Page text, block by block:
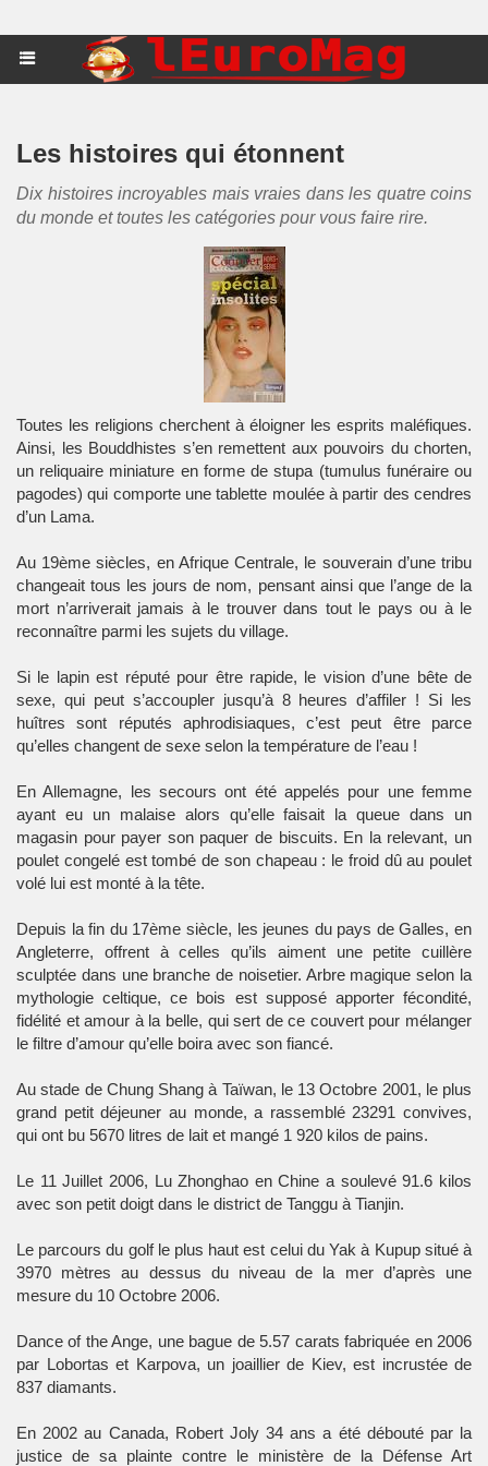
Les histoires qui étonnent
Dix histoires incroyables mais vraies dans les quatre coins
du monde et toutes les catégories pour vous faire rire.
Toutes les religions cherchent à éloigner les esprits maléfiques.
Ainsi, les Bouddhistes s’en remettent aux pouvoirs du chorten,
un reliquaire miniature en forme de stupa (tumulus funéraire ou
pagodes) qui comporte une tablette moulée à partir des cendres
d’un Lama.
Au 19ème siècles, en Afrique Centrale, le souverain d’une tribu
changeait tous les jours de nom, pensant ainsi que l’ange de la
mort n’arriverait jamais à le trouver dans tout le pays ou à le
reconnaître parmi les sujets du village.
Si le lapin est réputé pour être rapide, le vision d’une bête de
sexe, qui peut s’accoupler jusqu’à 8 heures d’affiler ! Si les
huîtres sont réputés aphrodisiaques, c’est peut être parce
qu’elles changent de sexe selon la température de l’eau !
En Allemagne, les secours ont été appelés pour une femme
ayant eu un malaise alors qu’elle faisait la queue dans un
magasin pour payer son paquer de biscuits. En la relevant, un
poulet congelé est tombé de son chapeau : le froid dû au poulet
volé lui est monté à la tête.
Depuis la fin du 17ème siècle, les jeunes du pays de Galles, en
Angleterre, offrent à celles qu’ils aiment une petite cuillère
sculptée dans une branche de noisetier. Arbre magique selon la
mythologie celtique, ce bois est supposé apporter fécondité,
fidélité et amour à la belle, qui sert de ce couvert pour mélanger
le filtre d’amour qu’elle boira avec son fiancé.
Au stade de Chung Shang à Taïwan, le 13 Octobre 2001, le plus
grand petit déjeuner au monde, a rassemblé 23291 convives,
qui ont bu 5670 litres de lait et mangé 1 920 kilos de pains.
Le 11 Juillet 2006, Lu Zhonghao en Chine a soulevé 91.6 kilos
avec son petit doigt dans le district de Tanggu à Tianjin.
Le parcours du golf le plus haut est celui du Yak à Kupup situé à
3970 mètres au dessus du niveau de la mer d’après une
mesure du 10 Octobre 2006.
Dance of the Ange, une bague de 5.57 carats fabriquée en 2006
par Lobortas et Karpova, un joaillier de Kiev, est incrustée de
837 diamants.
En 2002 au Canada, Robert Joly 34 ans a été débouté par la
justice de sa plainte contre le ministère de la Défense Art